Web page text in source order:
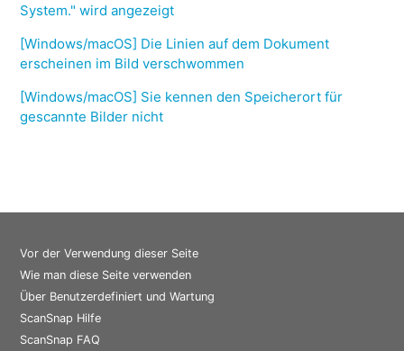
System." wird angezeigt
[Windows/macOS] Die Linien auf dem Dokument
erscheinen im Bild verschwommen
[Windows/macOS] Sie kennen den Speicherort für
gescannte Bilder nicht
Vor der Verwendung dieser Seite
Wie man diese Seite verwenden
Über Benutzerdefiniert und Wartung
ScanSnap Hilfe
ScanSnap FAQ